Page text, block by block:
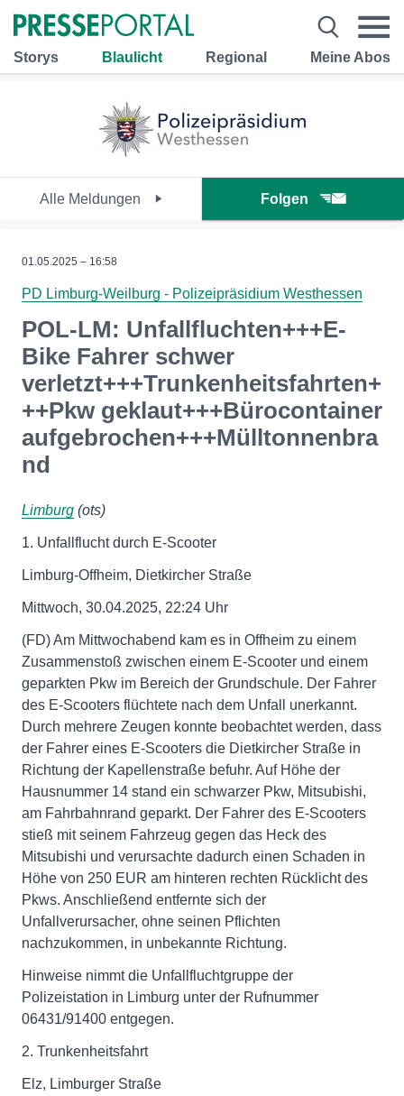
Storys Blaulicht Regional Meine Abos
Alle Meldungen Folgen
01.05.2025 – 16:58
PD Limburg-Weilburg - Polizeipräsidium Westhessen
POL-LM: Unfallfluchten+++E-
Bike Fahrer schwer
verletzt+++Trunkenheitsfahrten+
++Pkw geklaut+++Bürocontainer
aufgebrochen+++Mülltonnenbra
nd
Limburg (ots)
1. Unfallflucht durch E-Scooter
Limburg-Offheim, Dietkircher Straße
Mittwoch, 30.04.2025, 22:24 Uhr
(FD) Am Mittwochabend kam es in Offheim zu einem
Zusammenstoß zwischen einem E-Scooter und einem
geparkten Pkw im Bereich der Grundschule. Der Fahrer
des E-Scooters flüchtete nach dem Unfall unerkannt.
Durch mehrere Zeugen konnte beobachtet werden, dass
der Fahrer eines E-Scooters die Dietkircher Straße in
Richtung der Kapellenstraße befuhr. Auf Höhe der
Hausnummer 14 stand ein schwarzer Pkw, Mitsubishi,
am Fahrbahnrand geparkt. Der Fahrer des E-Scooters
stieß mit seinem Fahrzeug gegen das Heck des
Mitsubishi und verursachte dadurch einen Schaden in
Höhe von 250 EUR am hinteren rechten Rücklicht des
Pkws. Anschließend entfernte sich der
Unfallverursacher, ohne seinen Pflichten
nachzukommen, in unbekannte Richtung.
Hinweise nimmt die Unfallfluchtgruppe der
Polizeistation in Limburg unter der Rufnummer
06431/91400 entgegen.
2. Trunkenheitsfahrt
Elz, Limburger Straße